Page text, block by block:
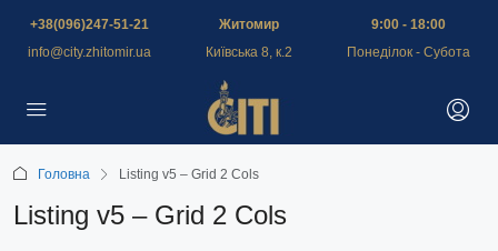
+38(096)247-51-21
info@city.zhitomir.ua
Житомир
Київська 8, к.2
9:00 - 18:00
Понеділок - Субота
Головна Listing v5 – Grid 2 Cols
Listing v5 – Grid 2 Cols